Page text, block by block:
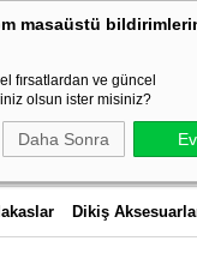
masaüstü
fırsatlardan ve güncel
olsun ister misiniz?
Daha Sonra
Dikiş